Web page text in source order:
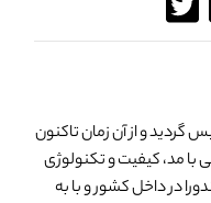
تاسیس گردید و از آن زمان تاکنون
مد، کیفیت و تکنولوژی
در داخل کشور و با به